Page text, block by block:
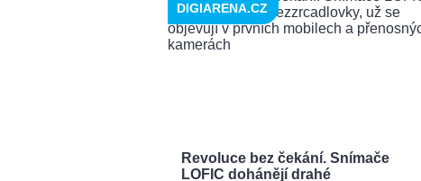
Revoluce bez čekání. Snímače
LOFIC dohánějí drahé
DIGIARENA.CZ